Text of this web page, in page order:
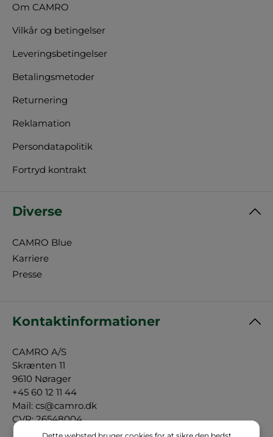
Om CAMRO
Vilkår og betingelser
Leveringsbetingelser
Betalingsmetoder
Returnering
Reklamation
Persondatapolitik
Fortryd kontrakt
Diverse
CAMRO Blue
Karriere
Presse
Kontaktinformationer
CAMRO A/S
Skrænten 11
9610 Nørager
+45 60 12 11 44
Mail: cs@camro.dk
CVR: 26548004